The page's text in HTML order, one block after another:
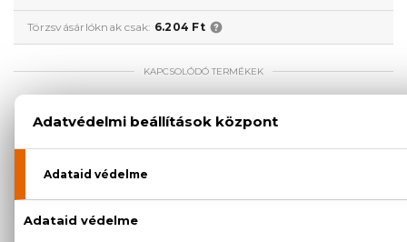
Törzsvásárlóknak csak: 6.204 Ft
KAPCSOLÓDÓ TERMÉKEK
14 napos visszaküldési
garanciával
Kérdésed van, elakadtál? Hívd ügyfélszolgálatunkat: